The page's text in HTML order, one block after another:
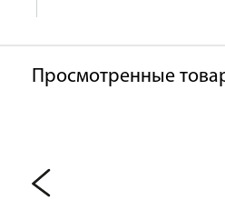
Просмотренные